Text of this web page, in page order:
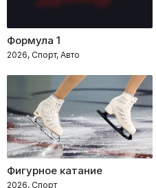
Формула 1
2026, Спорт, Авто
Фигурное катание
2026, Спорт